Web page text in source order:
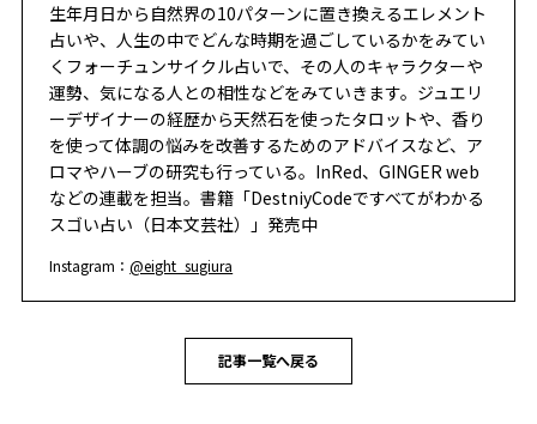
生年月日から自然界の10パターンに置き換えるエレメント
占いや、人生の中でどんな時期を過ごしているかをみてい
くフォーチュンサイクル占いで、その人のキャラクターや
運勢、気になる人との相性などをみていきます。ジュエリ
ーデザイナーの経歴から天然石を使ったタロットや、香り
を使って体調の悩みを改善するためのアドバイスなど、ア
ロマやハーブの研究も行っている。InRed、GINGER web
などの連載を担当。書籍「DestniyCodeですべてがわかる
スゴい占い（日本文芸社）」発売中
Instagram：@eight_sugiura
記事一覧へ戻る